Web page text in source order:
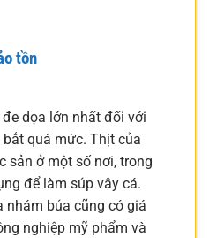
tồn
dọa lớn nhất đối với
quá mức. Thịt của
sản ở một số nơi, trong
để làm súp vây cá.
nhám búa cũng có giá
nghiệp mỹ phẩm và